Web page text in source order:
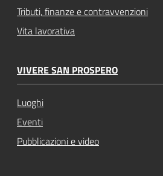
Tributi, finanze e contravvenzioni
Vita lavorativa
VIVERE SAN PROSPERO
Luoghi
Eventi
Pubblicazioni e video